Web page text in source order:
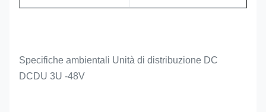
Specifiche ambientali Unità di distribuzione DC
DCDU 3U -48V